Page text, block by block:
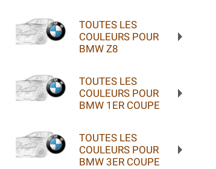
TOUTES LES
COULEURS POUR
BMW Z8
TOUTES LES
COULEURS POUR
BMW 1ER COUPE
TOUTES LES
COULEURS POUR
BMW 3ER COUPE